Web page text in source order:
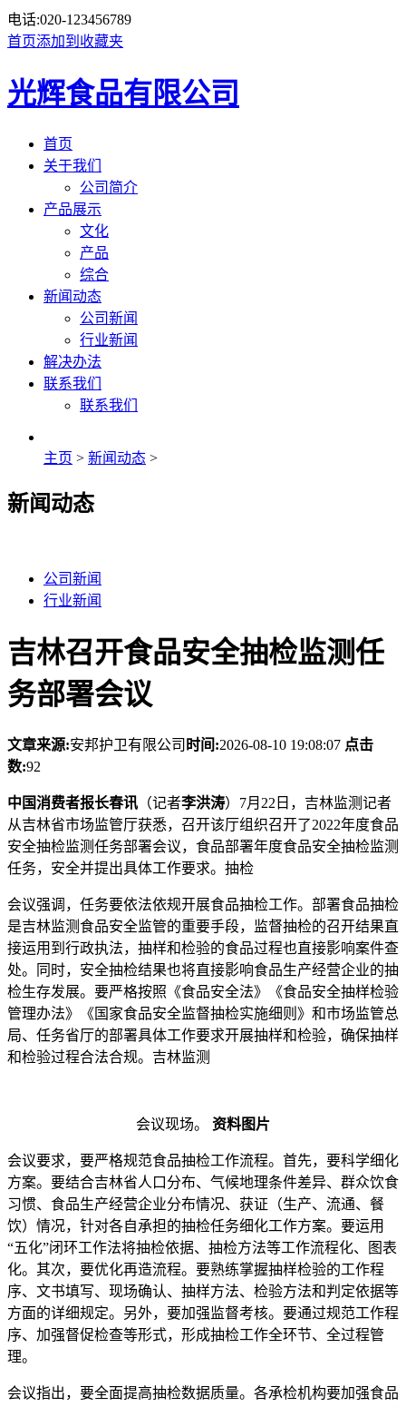
电话:020-123456789
首页添加到收藏夹
光辉食品有限公司
首页
关于我们
公司简介
产品展示
文化
产品
综合
新闻动态
公司新闻
行业新闻
解决办法
联系我们
联系我们
主页 > 新闻动态 >
新闻动态
公司新闻
行业新闻
吉林召开食品安全抽检监测任
务部署会议
文章来源:安邦护卫有限公司 时间:2026-08-10 19:08:07 点击
数:92
中国消费者报长春讯 （记者李洪涛）7月22日，吉林监测记者
从吉林省市场监管厅获悉，召开该厅组织召开了2022年度食品
安全抽检监测任务部署会议，食品部署年度食品安全抽检监测
任务，安全并提出具体工作要求。抽检
会议强调，任务要依法依规开展食品抽检工作。部署食品抽检
是吉林监测食品安全监管的重要手段，监督抽检的召开结果直
接运用到行政执法，抽样和检验的食品过程也直接影响案件查
处。同时，安全抽检结果也将直接影响食品生产经营企业的抽
检生存发展。要严格按照《食品安全法》《食品安全抽样检验
管理办法》《国家食品安全监督抽检实施细则》和市场监管总
局、任务省厅的部署具体工作要求开展抽样和检验，确保抽样
和检验过程合法合规。吉林监测
会议现场。 资料图片
会议要求，要严格规范食品抽检工作流程。首先，要科学细化
方案。要结合吉林省人口分布、气候地理条件差异、群众饮食
习惯、食品生产经营企业分布情况、获证（生产、流通、餐
饮）情况，针对各自承担的抽检任务细化工作方案。要运用
“五化”闭环工作法将抽检依据、抽检方法等工作流程化、图表
化。其次，要优化再造流程。要熟练掌握抽样检验的工作程
序、文书填写、现场确认、抽样方法、检验方法和判定依据等
方面的详细规定。另外，要加强监督考核。要通过规范工作程
序、加强督促检查等形式，形成抽检工作全环节、全过程管
理。
会议指出，要全面提高抽检数据质量。各承检机构要加强食品